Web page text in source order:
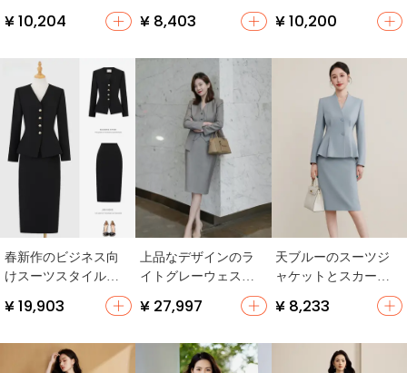
用・軽やかな職場通
勤・フィッシュテー
トアップ対応）
¥ 10,204
リボン付きタイトス
カート【女性用・ツ
トデザイン】（セッ
トアップ対応）
¥ 8,403
スカート【上品なス
タイル・春秋用】
¥ 10,200
春新作のビジネス向
けスーツスタイルス
カート【タイトフィ
ット・秋用・通勤対
¥ 19,903
上品なデザインのラ
イトグレーウェスト
コート【スリムフィ
ット・ビジネス・エ
アップ対応）
¥ 27,997
天ブルーのスーツジ
ャケットとスカート
【ハイエンド・スリ
ムフィット・女性
¥ 8,233